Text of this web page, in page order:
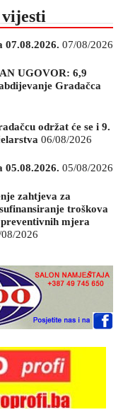
vijesti
07.08.2026. 07/08/2026
UGOVOR: 6,9
Gradačca
održat će se i 9.
06/08/2026
05.08.2026. 05/08/2026
zahtjeva za
troškova
mjera
2026